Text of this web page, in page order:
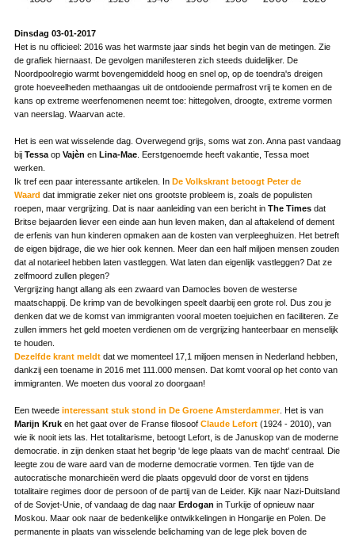
Dinsdag 03-01-2017
Het is nu officieel: 2016 was het warmste jaar sinds het begin van de metingen. Zie
de grafiek hiernaast. De gevolgen manifesteren zich steeds duidelijker. De
Noordpoolregio warmt bovengemiddeld hoog en snel op, op de toendra's dreigen
grote hoeveelheden methaangas uit de ontdooiende permafrost vrij te komen en de
kans op extreme weerfenomenen neemt toe: hittegolven, droogte, extreme vormen
van neerslag. Waarvan acte.
Het is een wat wisselende dag. Overwegend grijs, soms wat zon. Anna past vandaag
bij TessaopVajèn en Lina-Mae. Eerstgenoemde heeft vakantie, Tessa moet
werken.
Ik tref een paar interessante artikelen. In De Volkskrant betoogt Peter de
Waard dat immigratie zeker niet ons grootste probleem is, zoals de populisten
roepen, maar vergrijzing. Dat is naar aanleiding van een bericht in The Timesdat
Britse bejaarden liever een einde aan hun leven maken, dan al aftakelend of dement
de erfenis van hun kinderen opmaken aan de kosten van verpleeghuizen. Het betreft
de eigen bijdrage, die we hier ook kennen. Meer dan een half miljoen mensen zouden
dat al notarieel hebben laten vastleggen. Wat laten dan eigenlijk vastleggen? Dat ze
zelfmoord zullen plegen?
Vergrijzing hangt allang als een zwaard van Damocles boven de westerse
maatschappij. De krimp van de bevolkingen speelt daarbij een grote rol. Dus zou je
denken dat we de komst van immigranten vooral moeten toejuichen en faciliteren. Ze
zullen immers het geld moeten verdienen om de vergrijzing hanteerbaar en menselijk
te houden.
Dezelfde krant meldtdat we momenteel 17,1 miljoen mensen in Nederland hebben,
dankzij een toename in 2016 met 111.000 mensen. Dat komt vooral op het conto van
immigranten. We moeten dus vooral zo doorgaan!
Een tweede interessant stuk stond in De Groene Amsterdammer. Het is van
Marijn Kruk en het gaat over de Franse filosoof Claude Lefort(1924 - 2010), van
wie ik nooit iets las. Het totalitarisme, betoogt Lefort, is de Januskop van de moderne
democratie. in zijn denken staat het begrip 'de lege plaats van de macht' centraal. Die
leegte zou de ware aard van de moderne democratie vormen. Ten tijde van de
autocratische monarchieën werd die plaats opgevuld door de vorst en tijdens
totalitaire regimes door de persoon of de partij van de Leider. Kijk naar Nazi-Duitsland
of de Sovjet-Unie, of vandaag de dag naar Erdogan in Turkije of opnieuw naar
Moskou. Maar ook naar de bedenkelijke ontwikkelingen in Hongarije en Polen. De
permanente in plaats van wisselende belichaming van de lege plek boven de